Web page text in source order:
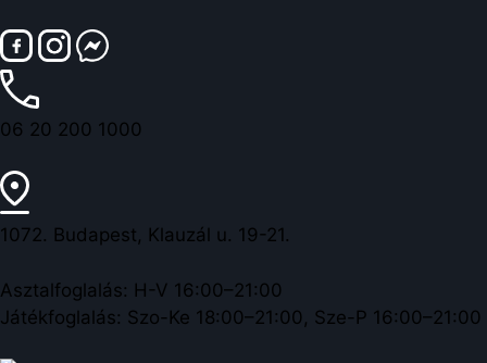
06 20 200 1000
1072. Budapest, Klauzál u. 19-21.
Asztalfoglalás: H-V 16:00–21:00
Játékfoglalás: Szo-Ke 18:00–21:00, Sze-P 16:00–21:00